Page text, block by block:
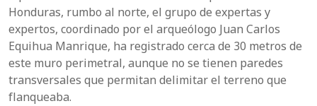
Honduras, rumbo al norte, el grupo de expertas y
expertos, coordinado por el arqueólogo Juan Carlos
Equihua Manrique, ha registrado cerca de 30 metros de
este muro perimetral, aunque no se tienen paredes
transversales que permitan delimitar el terreno que
flanqueaba.